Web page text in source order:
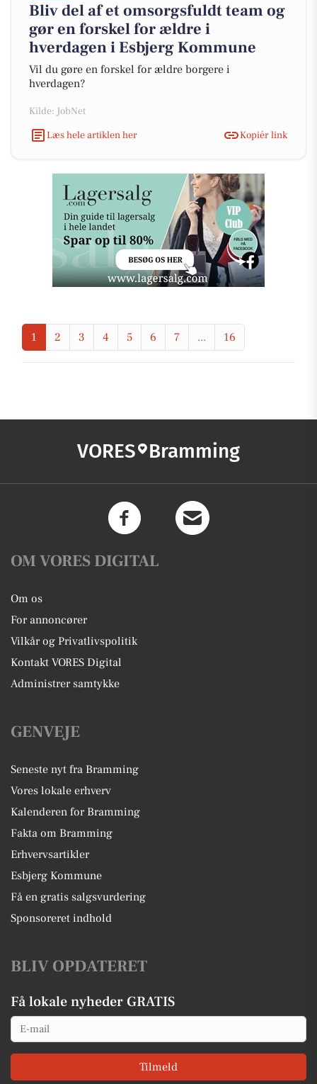
Bliv del af et omsorgsfuldt team og
gør en forskel for ældre i
hverdagen i Esbjerg Kommune
Vil du gøre en forskel for ældre borgere i
hverdagen?
Kilde: JobNet
Læs hele artiklen her
Kopiér link
1 2 3 4 5 6 7 ... 16
VORES Bramming
OM VORES DIGITAL
Om os
For annoncører
Vilkår og Privatlivspolitik
Kontakt VORES Digital
Administrer samtykke
GENVEJE
Seneste nyt fra Bramming
Vores lokale erhverv
Kalenderen for Bramming
Fakta om Bramming
Erhvervsartikler
Esbjerg Kommune
Få en gratis salgsvurdering
Sponsoreret indhold
BLIV OPDATERET
Få lokale nyheder GRATIS
Email
Tilmeld